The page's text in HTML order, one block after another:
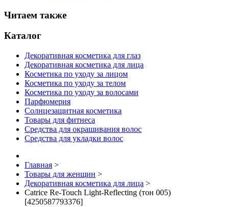
Читаем также
Каталог
Декоративная косметика для глаз
Декоративная косметика для лица
Косметика по уходу за лицом
Косметика по уходу за телом
Косметика по уходу за волосами
Парфюмерия
Солнцезащитная косметика
Товары для фитнеса
Средства для окрашивания волос
Средства для укладки волос
Главная >
Товары для женщин >
Декоративная косметика для лица >
Catrice Re-Touch Light-Reflecting (тон 005)
[4250587793376]